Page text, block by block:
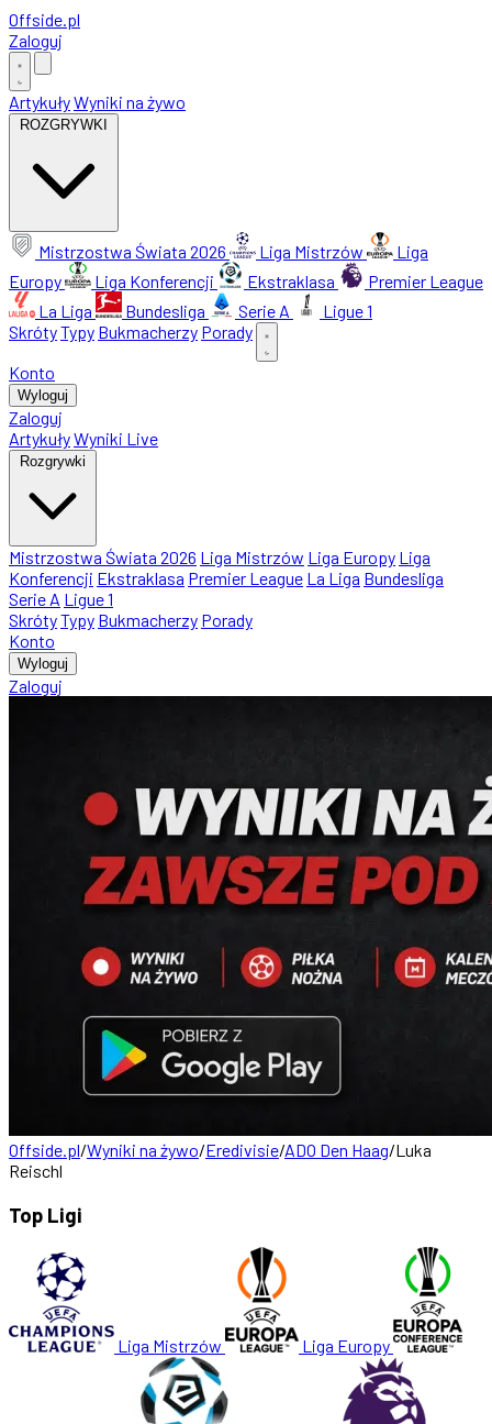
Offside.pl
Zaloguj
ArtykułyWyniki na żywo
ROZGRYWKI
Mistrzostwa Świata 2026 Liga Mistrzów
Liga
Europy
Liga Konferencji Ekstraklasa
Premier League
La Liga
Bundesliga Serie A
Ligue 1
SkrótyTypy Bukmacherzy Porady
Konto
Wyloguj
Zaloguj
ArtykułyWyniki Live
Rozgrywki
Mistrzostwa Świata 2026 Liga Mistrzów Liga Europy Liga
Konferencji Ekstraklasa Premier League La Liga Bundesliga
Serie A Ligue 1
SkrótyTypy Bukmacherzy Porady
Konto
Wyloguj
Zaloguj
Offside.pl/Wyniki na żywo/Eredivisie/ADO Den Haag/Luka
Reischl
Top Ligi
Liga Mistrzów Liga Europy